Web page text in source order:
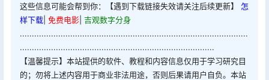
这些信息可能会帮到你：【遇到下载链接失效请关注后续更新】 怎
样下载 免费电影 吉观数字分身
...............................................................................................
.................................................................................
【温馨提示】本站提供的软件、教程和内容信息仅用于学习研究目
的；勿将上述内容用于商业非法用途，否则后果请用户自负。本站